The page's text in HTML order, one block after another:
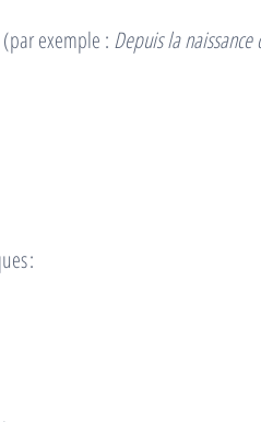
exemple : Depuis la
: